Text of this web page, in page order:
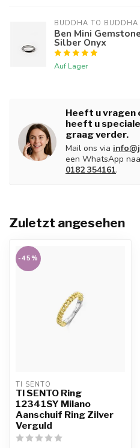
BUDDHA TO BUDDHA
Ben Mini
Silber Onyx
Auf Lager
Heeft u vragen
heeft u
graag verder.
Mail ons via
een WhatsApp
0182 354161.
Zuletzt angesehen
-45%
TI SENTO
TI SENTO Ring
12341SY Milano
Aanschuif Ring Zilver
Verguld